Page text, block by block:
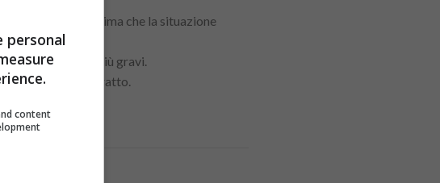
negoziate prima che la situazione
conseguenze più gravi.
nel contratto.
personal
content